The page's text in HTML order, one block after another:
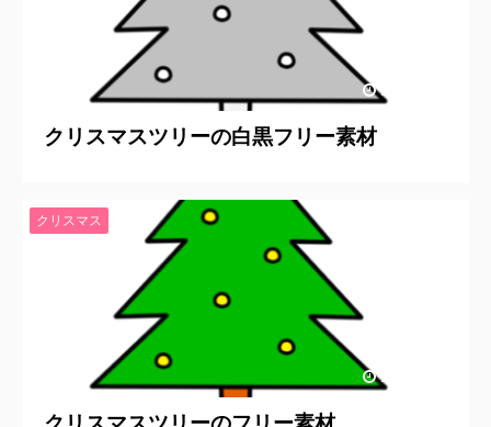
2019/10/5
クリスマスツリーの白黒フリー素材
2019/10/5
クリスマス